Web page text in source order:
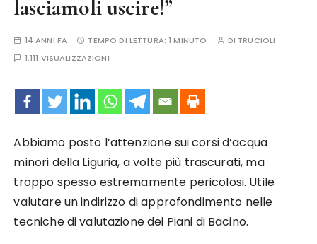
lasciamoli uscire!”
14 ANNI FA TEMPO DI LETTURA:1 MINUTO DI TRUCIOLI
1.111 VISUALIZZAZIONI
Abbiamo posto l’attenzione sui corsi d’acqua
minori della Liguria, a volte più trascurati, ma
troppo spesso estremamente pericolosi. Utile
valutare un indirizzo di approfondimento nelle
tecniche di valutazione dei Piani di Bacino.